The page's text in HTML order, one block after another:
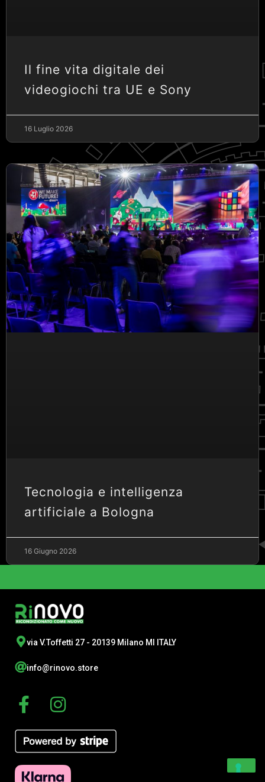
Il fine vita digitale dei
videogiochi tra UE e Sony
16 Luglio 2026
Tecnologia e intelligenza
artificiale a Bologna
16 Giugno 2026
via V.Toffetti 27 - 20139 Milano MI ITALY
info@rinovo.store
F
a
c
e
b
I
n
s
t
a